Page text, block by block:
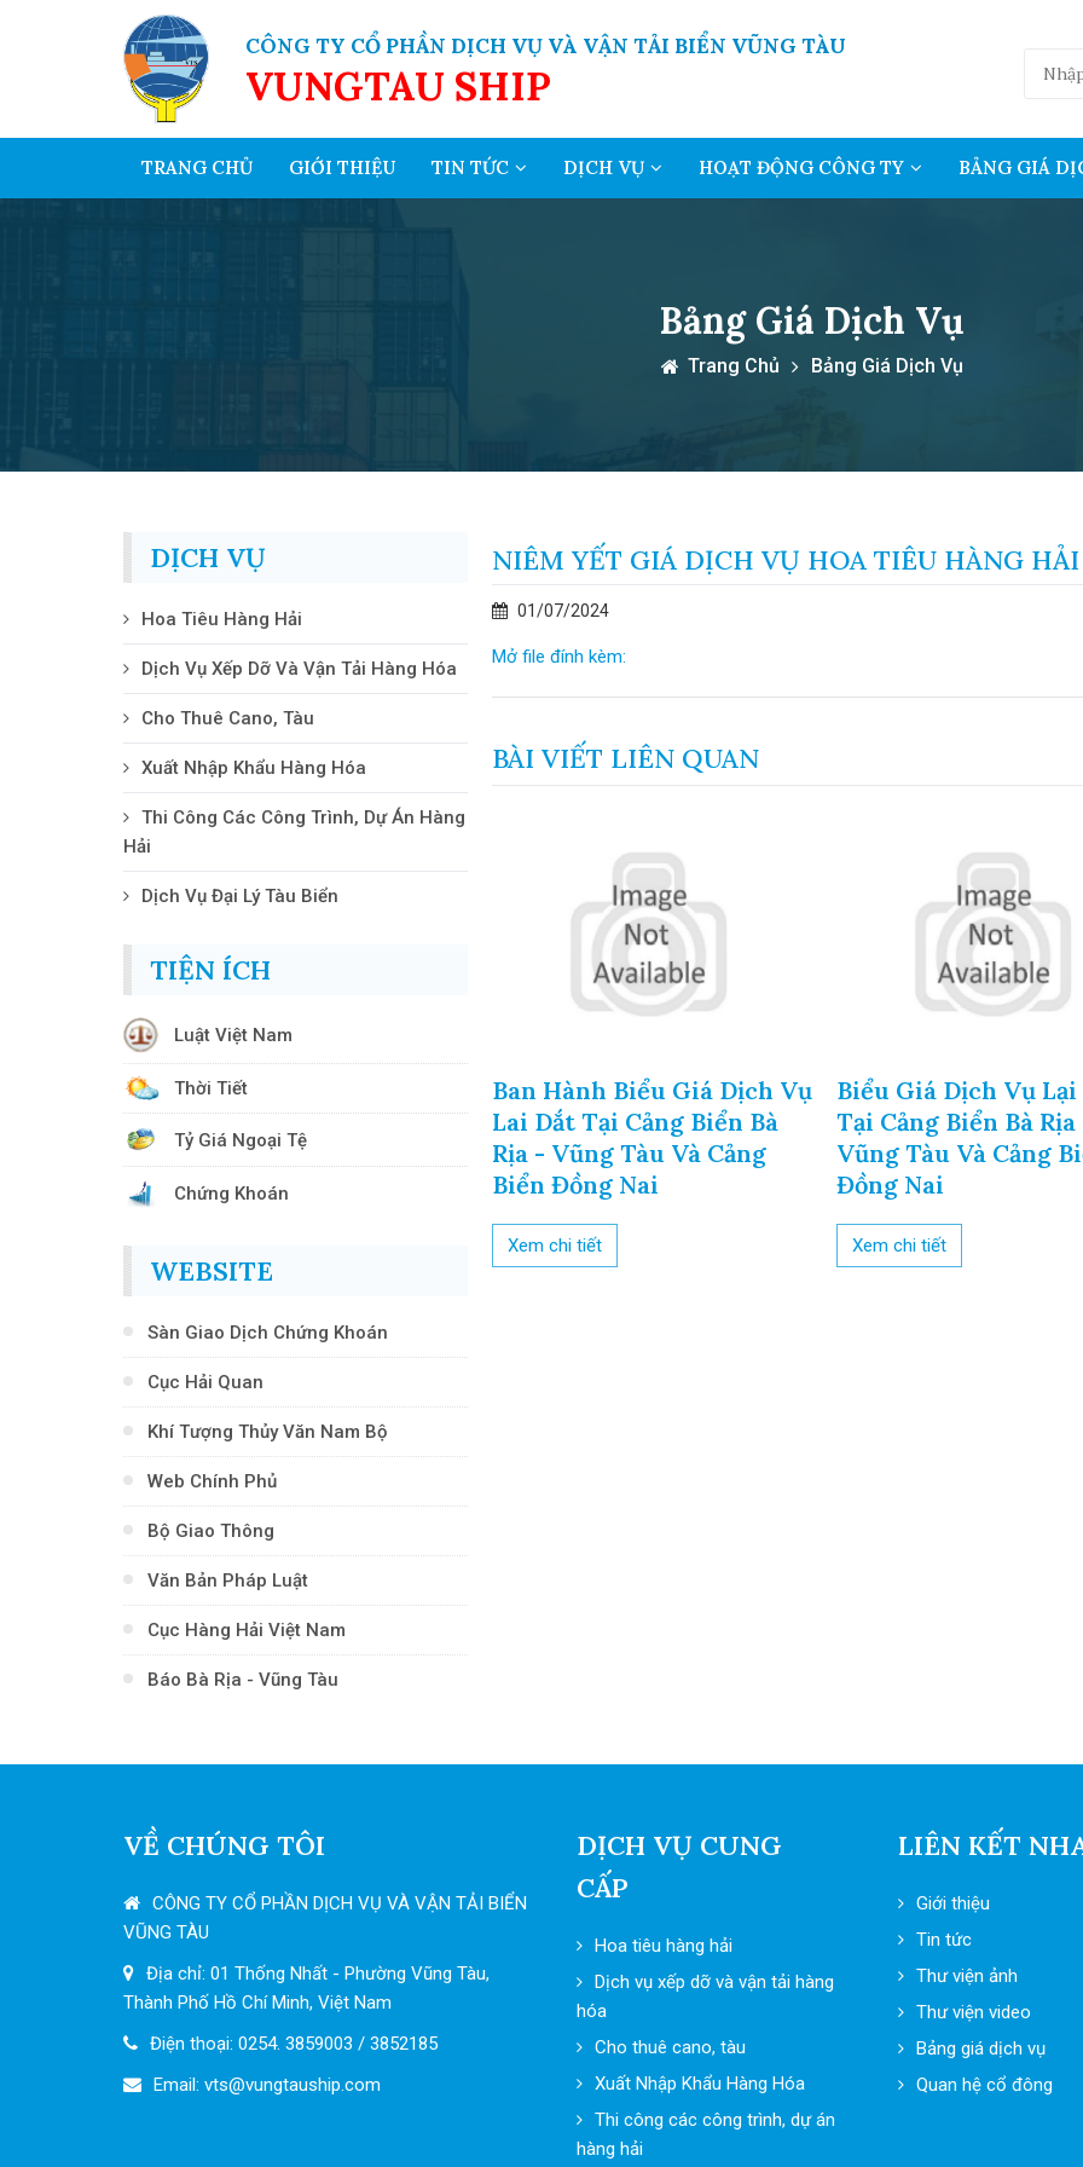
CÔNG TY CỔ PHẦN DỊCH VỤ VÀ VẬN TẢI BIỂN VŨNG TÀU
VUNGTAU SHIP
TRANG CHỦ GIỚI THIỆU TIN TỨC DỊCH VỤ HOẠT ĐỘNG CÔNG TY BẢNG GIÁ
Bảng Giá Dịch Vụ
Trang Chủ Bảng Giá Dịch Vụ
NIÊM YẾT GIÁ DỊCH VỤ HOA TIÊU HÀNG
01/07/2024
Mở file đính kèm:
BÀI VIẾT LIÊN QUAN
Niêm Yết Giá Dịch Vụ Hoa
Tiêu Hàng Hải Áp Dụng Từ
Ngày 01 Tháng 4 Năm 2026
Ban Hành Biểu Giá Dịch Vụ
Lai Dắt Tại Cảng Biển Bà
Rịa - Vũng Tàu Và Cảng
Biển Đồng Nai
Xem chi tiết
Biểu Giá Dịch Vụ Lại
Tại Cảng Biển Bà Rịa
Vũng Tàu Và Cảng
Đồng Nai
Xem chi tiết
DỊCH VỤ
Hoa Tiêu Hàng Hải
Dịch Vụ Xếp Dỡ Và Vận Tải Hàng Hóa
Cho Thuê Cano, Tàu
Xuất Nhập Khẩu Hàng Hóa
Thi Công Các Công Trình, Dự Án Hàng
Hải
Dịch Vụ Đại Lý Tàu Biển
TIỆN ÍCH
Luật Việt Nam
Thời Tiết
Tỷ Giá Ngoại Tệ
Chứng Khoán
WEBSITE
Sàn Giao Dịch Chứng Khoán
Cục Hải Quan
Khí Tượng Thủy Văn Nam Bộ
Web Chính Phủ
Bộ Giao Thông
Văn Bản Pháp Luật
Cục Hàng Hải Việt Nam
Báo Bà Rịa - Vũng Tàu
VỀ CHÚNG TÔI
CÔNG TY CỔ PHẦN DỊCH VỤ VÀ VẬN TẢI BIỂN
VŨNG TÀU
Địa chỉ: 01 Thống Nhất - Phường Vũng Tàu,
Thành Phố Hồ Chí Minh, Việt Nam
Điện thoại: 0254. 3859003 / 3852185
Email: vts@vungtauship.com
DỊCH VỤ CUNG
CẤP
Hoa tiêu hàng hải
Dịch vụ xếp dỡ và vận tải hàng
hóa
Cho thuê cano, tàu
Xuất Nhập Khẩu Hàng Hóa
Thi công các công trình, dự án
hàng hải
LIÊN KẾT
Giới thiệu
Tin tức
Thư viện ảnh
Thư viện video
Bảng giá dịch vụ
Quan hệ cổ đông